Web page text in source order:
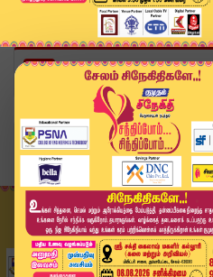
Home
வீடியோ ஸ்டோரி
TN District News Today: